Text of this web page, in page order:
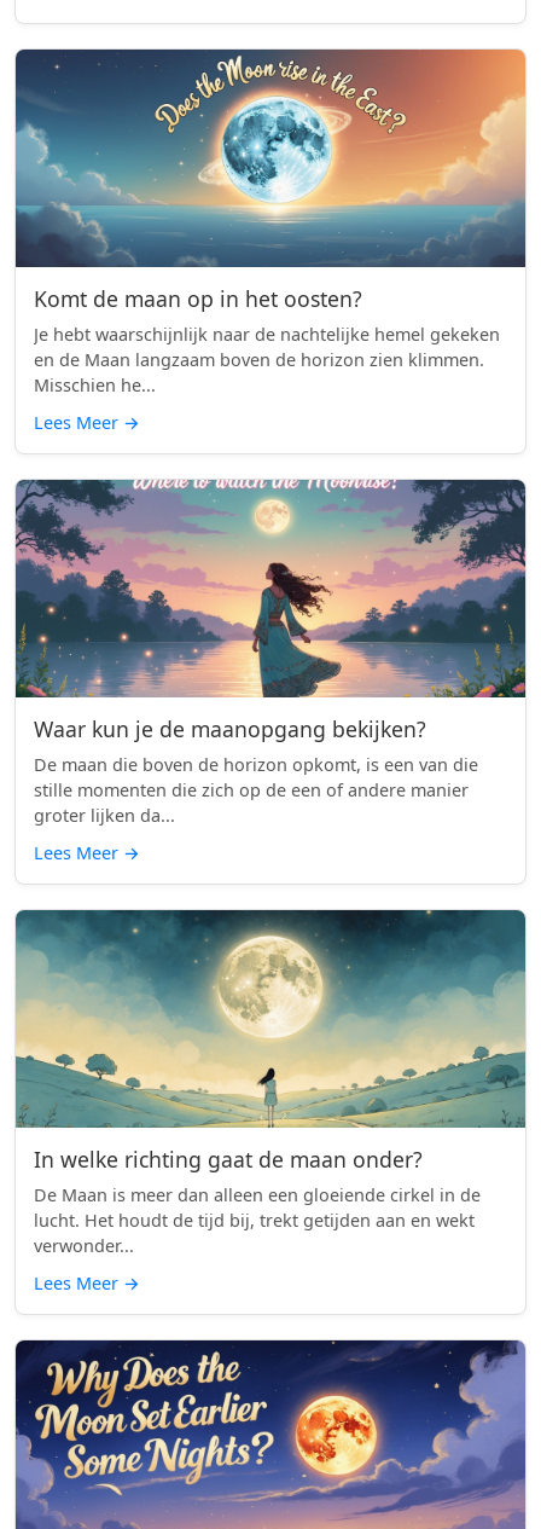
Komt de maan op in het oosten?
Je hebt waarschijnlijk naar de nachtelijke hemel gekeken
en de Maan langzaam boven de horizon zien klimmen.
Misschien he...
Lees Meer →
Waar kun je de maanopgang bekijken?
De maan die boven de horizon opkomt, is een van die
stille momenten die zich op de een of andere manier
groter lijken da...
Lees Meer →
In welke richting gaat de maan onder?
De Maan is meer dan alleen een gloeiende cirkel in de
lucht. Het houdt de tijd bij, trekt getijden aan en wekt
verwonder...
Lees Meer →